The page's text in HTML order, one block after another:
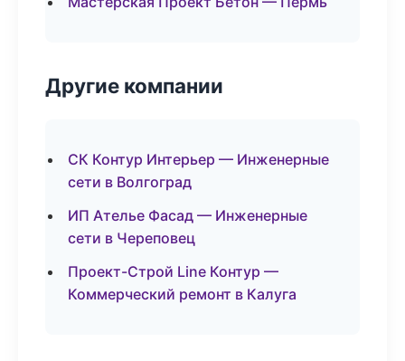
Другие компании
СК Контур Интерьер — Инженерные
сети в Волгоград
ИП Ателье Фасад — Инженерные
сети в Череповец
Проект-Строй Line Контур —
Коммерческий ремонт в Калуга